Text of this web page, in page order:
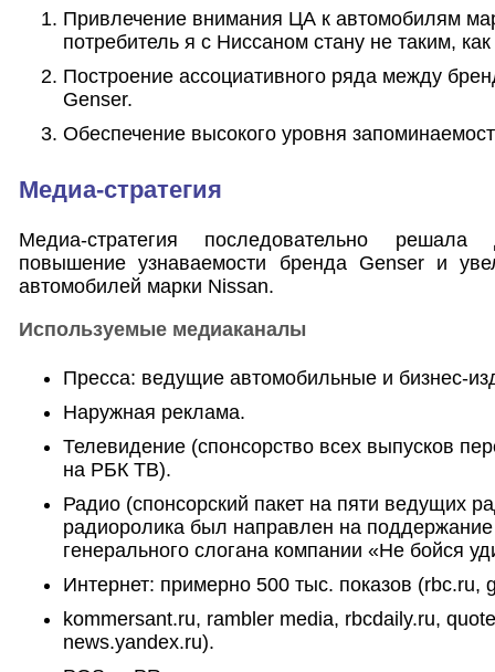
Привлечение внимания ЦА к автомобилям
потребитель я с Ниссаном стану не таким,
Построение ассоциативного ряда между
Genser.
Обеспечение высокого уровня
Медиа-стратегия
Медиа-стратегия последовательно
повышение узнаваемости бренда Genser и
автомобилей марки Nissan.
Используемые медиаканалы
Пресса: ведущие автомобильные и бизнес-
Наружная реклама.
Телевидение (спонсорство всех выпусков
на РБК ТВ).
Радио (спонсорский пакет на пяти ведущих
радиоролика был направлен на поддержание
генерального слогана компании «Не бойся
Интернет: примерно 500 тыс. показов (rbc.ru,
kommersant.ru, rambler media, rbcdaily.ru,
news.yandex.ru).